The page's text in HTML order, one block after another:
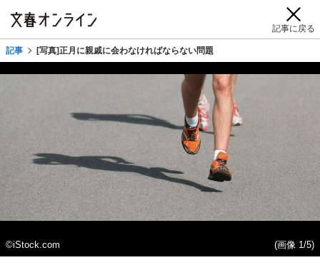
記事に戻る
記事 [写真]正月に親戚に会わなければならない問題
©iStock.com (画像 1/5)